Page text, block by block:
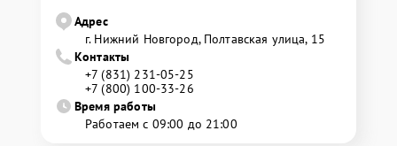
Адрес
г. Нижний Новгород, Полтавская улица, 15
Контакты
+7 (831) 231-05-25
+7 (800) 100-33-26
Время работы
Работаем с 09:00 до 21:00